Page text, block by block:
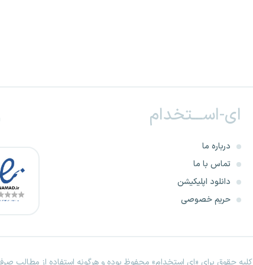
ای-اســـتخدام
درباره ما
تماس با ما
دانلود اپلیکیشن
حریم خصوصی
کلیه حقوق برای «ای استخدام» محفوظ بوده و هرگونه استفاده از مطالب